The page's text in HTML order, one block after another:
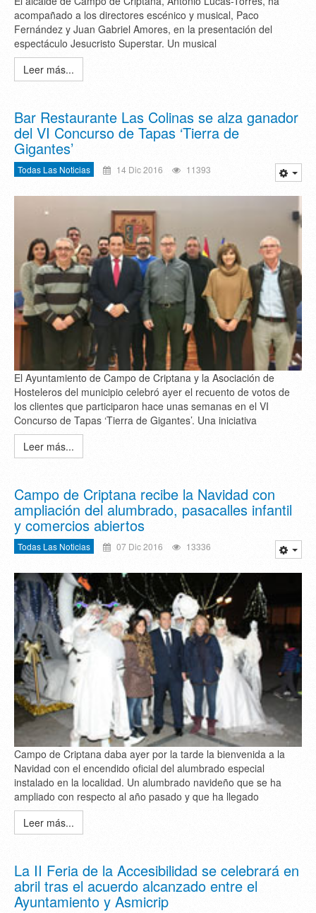
acompañado a los directores escénico y musical, Paco
Fernández y Juan Gabriel Amores, en la presentación del
espectáculo Jesucristo Superstar. Un musical
Leer más...
Bar Restaurante Las Colinas se alza ganador
del VI Concurso de Tapas ‘Tierra de
Gigantes’
Todas Las Noticias 14 Dic 2016 11393
El Ayuntamiento de Campo de Criptana y la Asociación de
Hosteleros del municipio celebró ayer el recuento de votos de
los clientes que participaron hace unas semanas en el VI
Concurso de Tapas ‘Tierra de Gigantes’. Una iniciativa
Leer más...
Campo de Criptana recibe la Navidad con
ampliación del alumbrado, pasacalles infantil
y comercios abiertos
Todas Las Noticias 07 Dic 2016 13336
Campo de Criptana daba ayer por la tarde la bienvenida a la
Navidad con el encendido oficial del alumbrado especial
instalado en la localidad. Un alumbrado navideño que se ha
ampliado con respecto al año pasado y que ha llegado
Leer más...
La II Feria de la Accesibilidad se celebrará en
abril tras el acuerdo alcanzado entre el
Ayuntamiento y Asmicrip